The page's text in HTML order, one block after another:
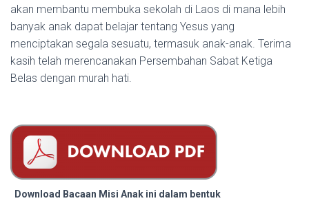
akan membantu membuka sekolah di Laos di mana lebih
banyak anak dapat belajar tentang Yesus yang
menciptakan segala sesuatu, termasuk anak-anak. Terima
kasih telah merencanakan Persembahan Sabat Ketiga
Belas dengan murah hati.
Download Bacaan Misi Anak ini dalam bentuk